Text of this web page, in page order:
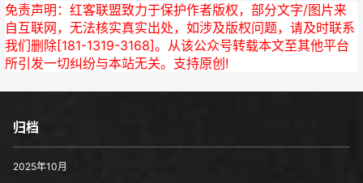
免责声明： 红客联盟致力于保护作者版权，部分文字/图片来
自互联网，无法核实真实出处，如涉及版权问题，请及时联系
我们删除[181-1319-3168]。从该公众号转载本文至其他平台
所引发一切纠纷与本站无关。支持原创!
归档
2025年10月